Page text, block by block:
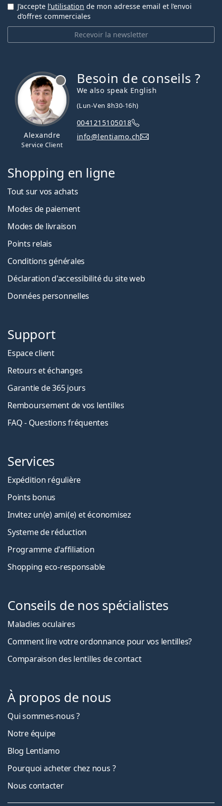
Recevoir la newsletter
J’accepte l’utilisation de mon adresse email et l’envoi
d’offres commerciales
Alexandre
Service Client
Besoin de conseils ?
We also speak English
(Lun-Ven 8h30-16h)
0041215105018
info@lentiamo.ch
Shopping en ligne
Tout sur vos achats
Modes de paiement
Modes de livraison
Points relais
Conditions générales
Déclaration d'accessibilité du site web
Données personnelles
Support
Espace client
Retours et échanges
Garantie de 365 jours
Remboursement de vos lentilles
FAQ - Questions fréquentes
Services
Expédition régulière
Points bonus
Invitez un(e) ami(e) et économisez
Systeme de réduction
Programme d'affiliation
Shopping eco-responsable
Conseils de nos spécialistes
Maladies oculaires
Comment lire votre ordonnance pour vos lentilles?
Comparaison des lentilles de contact
À propos de nous
Qui sommes-nous ?
Notre équipe
Blog Lentiamo
Pourquoi acheter chez nous ?
Nous contacter